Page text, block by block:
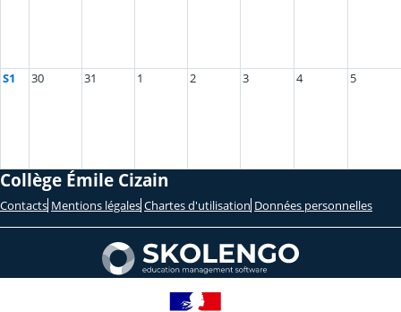
S1 30 31 1 2 3 4 5
Collège Émile Cizain
Contacts Mentions légales Chartes d'utilisation Données personnelles